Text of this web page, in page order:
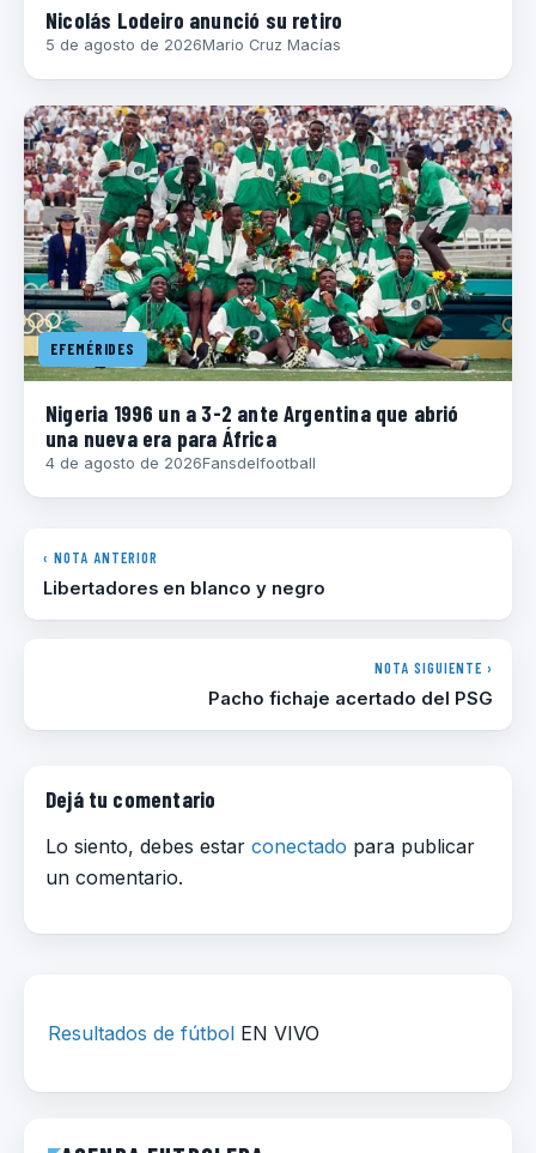
Nicolás Lodeiro anunció su retiro
5 de agosto de 2026Mario Cruz Macías
EFEMÉRIDES
Nigeria 1996 un a 3-2 ante Argentina que abrió
una nueva era para África
4 de agosto de 2026Fansdelfootball
‹ NOTA ANTERIOR
Libertadores en blanco y negro
NOTA SIGUIENTE ›
Pacho fichaje acertado del PSG
Dejá tu comentario
Lo siento, debes estar conectado para publicar
un comentario.
Resultados de fútbol EN VIVO